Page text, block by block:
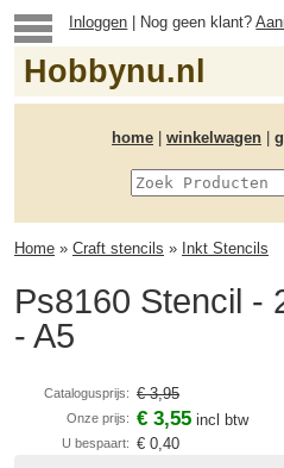
Inloggen | Nog geen klant?
Hobbynu.nl
home winkelwagen
Home » Craft stencils » Inkt Stencils
Ps8160 Stencil -
- A5
Catalogusprijs: € 3,95
Onze prijs: € 3,55 incl btw
U bespaart: € 0,40